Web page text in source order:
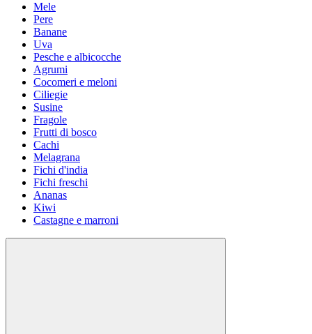
Mele
Pere
Banane
Uva
Pesche e albicocche
Agrumi
Cocomeri e meloni
Ciliegie
Susine
Fragole
Frutti di bosco
Cachi
Melagrana
Fichi d'india
Fichi freschi
Ananas
Kiwi
Castagne e marroni